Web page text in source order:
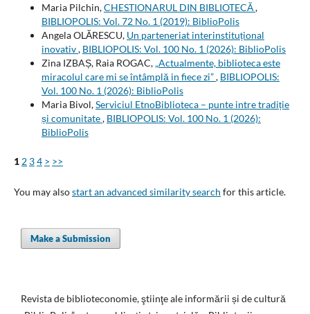
Maria Pilchin,CHESTIONARUL DIN BIBLIOTECĂ,
BIBLIOPOLIS: Vol. 72 No. 1 (2019): BiblioPolis
Angela OLĂRESCU, Un parteneriat interinstituțional
inovativ, BIBLIOPOLIS: Vol. 100 No. 1 (2026): BiblioPolis
Zina IZBAȘ, Raia ROGAC, „Actualmente, biblioteca este
miracolul care mi se întâmplă in fiece zi”, BIBLIOPOLIS:
Vol. 100 No. 1 (2026): BiblioPolis
Maria Bivol,Serviciul EtnoBiblioteca – punte intre tradiție
și comunitate, BIBLIOPOLIS: Vol. 100 No. 1 (2026):
BiblioPolis
1 2 34 > >>
You may alsostart an advanced similarity search for this article.
Make a Submission
Revista de biblioteconomie, ştiinţe ale informării și de cultură